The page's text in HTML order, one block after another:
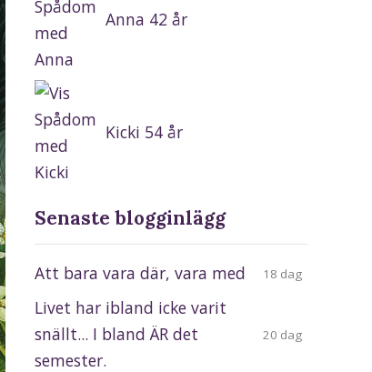
Anna 42 år
Kicki 54 år
Senaste blogginlägg
Att bara vara där, vara med 18 dag
Livet har ibland icke varit
snällt... I bland ÄR det
semester.
20 dag